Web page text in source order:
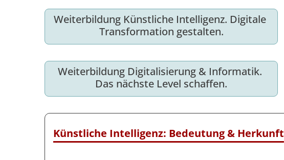
Weiterbildung Künstliche Intelligenz. Digitale
Transformation gestalten.
Weiterbildung Digitalisierung & Informatik.
Das nächste Level schaffen.
Künstliche Intelligenz: Bedeutung & Herkunft